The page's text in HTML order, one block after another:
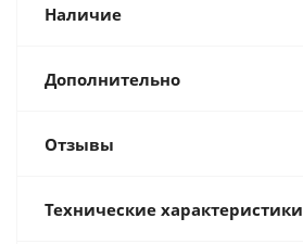
Наличие
Дополнительно
Отзывы
Технические характеристики